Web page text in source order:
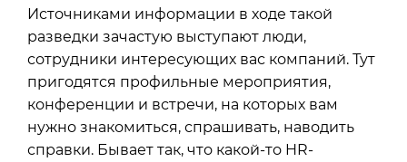
Источниками информации в ходе такой
разведки зачастую выступают люди,
сотрудники интересующих вас компаний. Тут
пригодятся профильные мероприятия,
конференции и встречи, на которых вам
нужно знакомиться, спрашивать, наводить
справки. Бывает так, что какой-то HR-